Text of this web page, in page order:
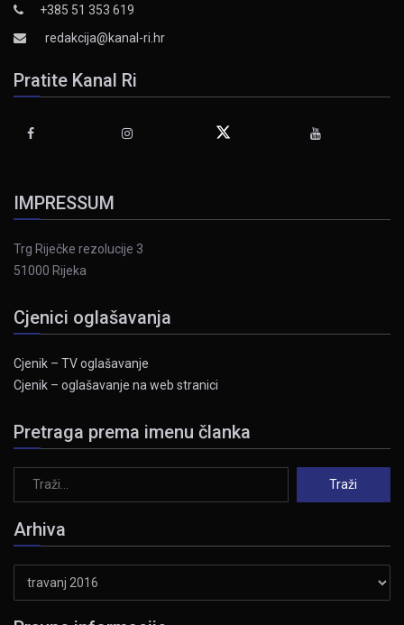
+385 51 353 619
redakcija@kanal-ri.hr
Pratite Kanal Ri
IMPRESSUM
Trg Riječke rezolucije 3
51000 Rijeka
Cjenici oglašavanja
Cjenik – TV oglašavanje
Cjenik – oglašavanje na web stranici
Pretraga prema imenu članka
Arhiva